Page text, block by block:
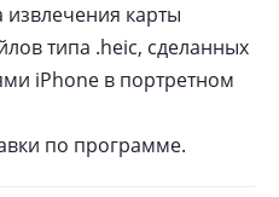
карты
типа .heic, сделанных
iPhone в портретном
по программе.